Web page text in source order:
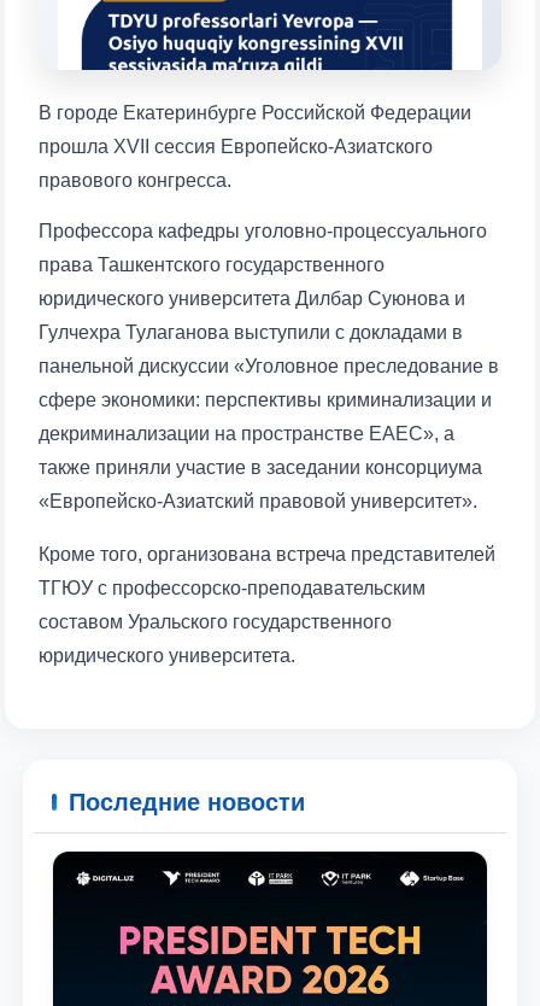
Ваше имя и фамилия
Ваш номер телефона
Почта
В городе Екатеринбурге Российской Федерации
прошла XVII сессия Европейско-Азиатского
правового конгресса.
Профессора кафедры уголовно-процессуального
права Ташкентского государственного
юридического университета Дилбар Суюнова и
Гулчехра Тулаганова выступили с докладами в
панельной дискуссии «Уголовное преследование в
сфере экономики: перспективы криминализации и
декриминализации на пространстве ЕАЕС», а
также приняли участие в заседании консорциума
«Европейско-Азиатский правовой университет».
Кроме того, организована встреча представителей
ТГЮУ с профессорско-преподавательским
составом Уральского государственного
юридического университета.
Последние новости
1. Документы (бакалавр) (5)
3. Собеседование (бакалавр) (8)
4. Собеседование (магистр) (5)
6. Онлайн-заявки (15) 7. Колл-центр (4)
8. Квота (бакалавриат) (1)
✉️ Написать администратору